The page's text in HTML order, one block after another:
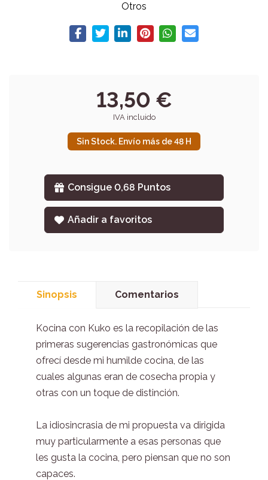
Otros
13,50 €
IVA incluido
Sin Stock. Envío más de 48 H
Consigue 0,68 Puntos
Añadir a favoritos
Sinopsis Comentarios
Kocina con Kuko es la recopilación de las
primeras sugerencias gastronómicas que
ofrecí desde mi humilde cocina, de las
cuales algunas eran de cosecha propia y
otras con un toque de distinción.
La idiosincrasia de mi propuesta va dirigida
muy particularmente a esas personas que
les gusta la cocina, pero piensan que no son
capaces.